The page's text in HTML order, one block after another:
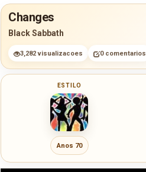
Changes
Black Sabbath
3,282 visualizacoes 0 comentarios
ESTILO
Anos 70